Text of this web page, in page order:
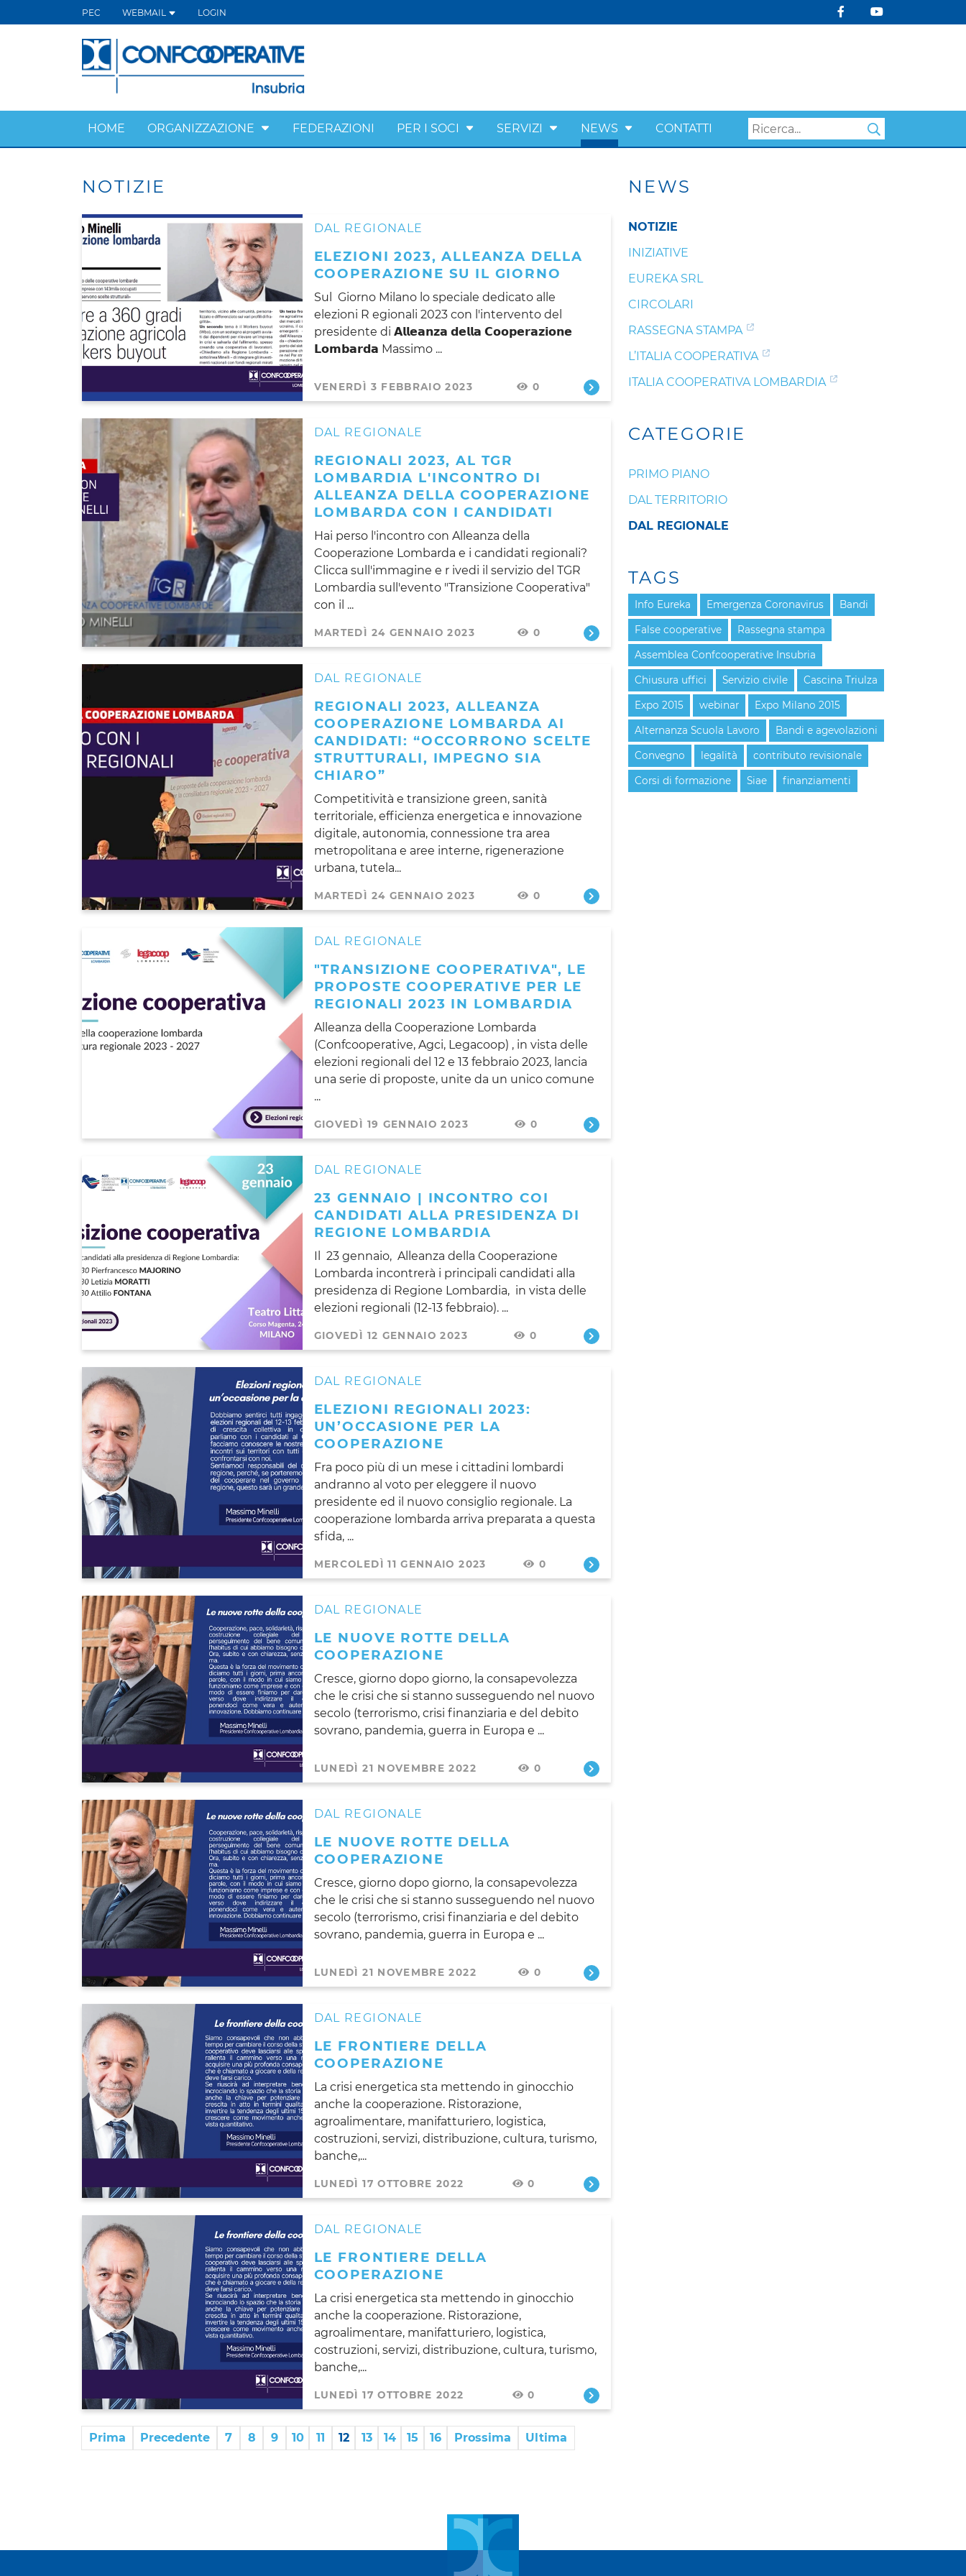
PEC WEBMAIL LOGIN
HOME ORGANIZZAZIONE FEDERAZIONI PER I SOCI SERVIZI NEWS CONTATTI
NOTIZIE
DAL REGIONALE
ELEZIONI 2023, ALLEANZA DELLA
COOPERAZIONE SU IL GIORNO
Sul Giorno Milano lo speciale dedicato alle
elezioni R egionali 2023 con l'intervento del
presidente di 𝗔𝗹𝗹𝗲𝗮𝗻𝘇𝗮 𝗱𝗲𝗹𝗹𝗮 𝗖𝗼𝗼𝗽𝗲𝗿𝗮𝘇𝗶𝗼𝗻𝗲
𝗟𝗼𝗺𝗯𝗮𝗿𝗱𝗮 Massimo ...
VENERDÌ 3 FEBBRAIO 2023 0
DAL REGIONALE
REGIONALI 2023, AL TGR
LOMBARDIA L'INCONTRO DI
ALLEANZA DELLA COOPERAZIONE
LOMBARDA CON I CANDIDATI
Hai perso l'incontro con Alleanza della
Cooperazione Lombarda e i candidati regionali?
Clicca sull'immagine e r ivedi il servizio del TGR
Lombardia sull'evento "Transizione Cooperativa"
con il ...
MARTEDÌ 24 GENNAIO 2023 0
DAL REGIONALE
REGIONALI 2023, ALLEANZA
COOPERAZIONE LOMBARDA AI
CANDIDATI: “OCCORRONO SCELTE
STRUTTURALI, IMPEGNO SIA
CHIARO”
Competitività e transizione green, sanità
territoriale, efficienza energetica e innovazione
digitale, autonomia, connessione tra area
metropolitana e aree interne, rigenerazione
urbana, tutela...
MARTEDÌ 24 GENNAIO 2023 0
DAL REGIONALE
"TRANSIZIONE COOPERATIVA", LE
PROPOSTE COOPERATIVE PER LE
REGIONALI 2023 IN LOMBARDIA
Alleanza della Cooperazione Lombarda
(Confcooperative, Agci, Legacoop) , in vista delle
elezioni regionali del 12 e 13 febbraio 2023, lancia
una serie di proposte, unite da un unico comune
...
GIOVEDÌ 19 GENNAIO 2023 0
DAL REGIONALE
23 GENNAIO | INCONTRO COI
CANDIDATI ALLA PRESIDENZA DI
REGIONE LOMBARDIA
Il 23 gennaio, Alleanza della Cooperazione
Lombarda incontrerà i principali candidati alla
presidenza di Regione Lombardia, in vista delle
elezioni regionali (12-13 febbraio). ...
GIOVEDÌ 12 GENNAIO 2023 0
DAL REGIONALE
ELEZIONI REGIONALI 2023:
UN’OCCASIONE PER LA
COOPERAZIONE
Fra poco più di un mese i cittadini lombardi
andranno al voto per eleggere il nuovo
presidente ed il nuovo consiglio regionale. La
cooperazione lombarda arriva preparata a questa
sfida, ...
MERCOLEDÌ 11 GENNAIO 2023 0
DAL REGIONALE
LE NUOVE ROTTE DELLA
COOPERAZIONE
Cresce, giorno dopo giorno, la consapevolezza
che le crisi che si stanno susseguendo nel nuovo
secolo (terrorismo, crisi finanziaria e del debito
sovrano, pandemia, guerra in Europa e ...
LUNEDÌ 21 NOVEMBRE 2022 0
DAL REGIONALE
LE NUOVE ROTTE DELLA
COOPERAZIONE
Cresce, giorno dopo giorno, la consapevolezza
che le crisi che si stanno susseguendo nel nuovo
secolo (terrorismo, crisi finanziaria e del debito
sovrano, pandemia, guerra in Europa e ...
LUNEDÌ 21 NOVEMBRE 2022 0
DAL REGIONALE
LE FRONTIERE DELLA
COOPERAZIONE
La crisi energetica sta mettendo in ginocchio
anche la cooperazione. Ristorazione,
agroalimentare, manifatturiero, logistica,
costruzioni, servizi, distribuzione, cultura, turismo,
banche,...
LUNEDÌ 17 OTTOBRE 2022 0
DAL REGIONALE
LE FRONTIERE DELLA
COOPERAZIONE
La crisi energetica sta mettendo in ginocchio
anche la cooperazione. Ristorazione,
agroalimentare, manifatturiero, logistica,
costruzioni, servizi, distribuzione, cultura, turismo,
banche,...
LUNEDÌ 17 OTTOBRE 2022 0
Prima Precedente 7 8 9 10 11 12 13 14 15 16 Prossima Ultima
NEWS
NOTIZIE
INIZIATIVE
EUREKA SRL
CIRCOLARI
RASSEGNA STAMPA
L’ITALIA COOPERATIVA
ITALIA COOPERATIVA LOMBARDIA
CATEGORIE
PRIMO PIANO
DAL TERRITORIO
DAL REGIONALE
TAGS
Info Eureka Emergenza Coronavirus Bandi
False cooperative Rassegna stampa
Assemblea Confcooperative Insubria
Chiusura uffici Servizio civile Cascina Triulza
Expo 2015 webinar Expo Milano 2015
Alternanza Scuola Lavoro Bandi e agevolazioni
Convegno legalità contributo revisionale
Corsi di formazione Siae finanziamenti